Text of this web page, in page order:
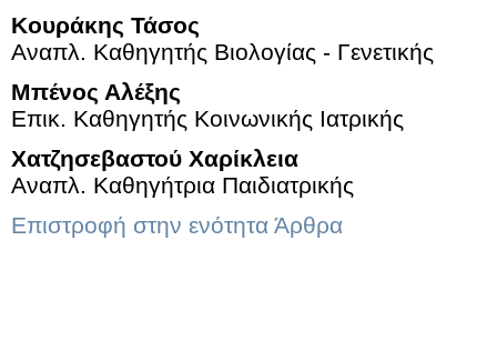
Κουράκης Τάσος
Αναπλ. Καθηγητής Βιολογίας - Γενετικής
Μπένος Αλέξης
Επικ. Καθηγητής Κοινωνικής Ιατρικής
Χατζησεβαστού Χαρίκλεια
Αναπλ. Καθηγήτρια Παιδιατρικής
Επιστροφή στην ενότητα Άρθρα